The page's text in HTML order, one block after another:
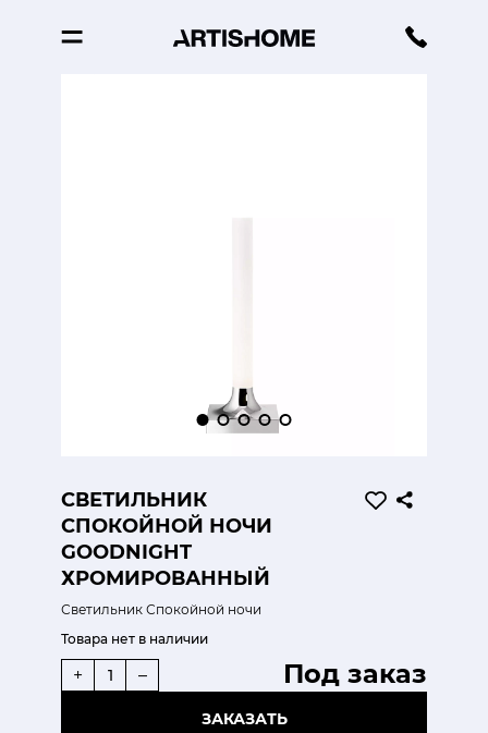
СВЕТИЛЬНИК
СПОКОЙНОЙ НОЧИ
GOODNIGHT
ХРОМИРОВАННЫЙ
Светильник Спокойной ночи
Товара нет в наличии
Под заказ
+ –
ЗАКАЗАТЬ